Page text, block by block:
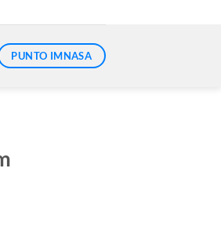
PUNTO IMNASA